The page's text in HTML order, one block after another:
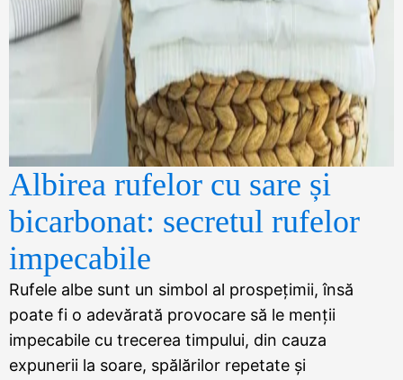
Albirea rufelor cu sare și
bicarbonat: secretul rufelor
impecabile
Rufele albe sunt un simbol al prospețimii, însă
poate fi o adevărată provocare să le menții
impecabile cu trecerea timpului, din cauza
expunerii la soare, spălărilor repetate și